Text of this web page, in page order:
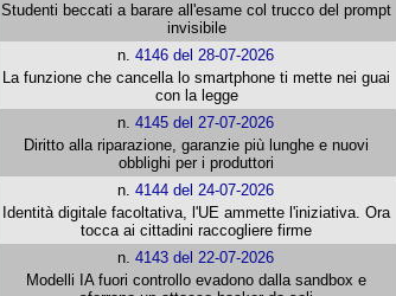
Studenti beccati a barare all'esame col trucco del prompt
invisibile
n.4146 del 28-07-2026
La funzione che cancella lo smartphone ti mette nei guai
con la legge
n.4145 del 27-07-2026
Diritto alla riparazione, garanzie più lunghe e nuovi
obblighi per i produttori
n.4144 del 24-07-2026
Identità digitale facoltativa, l'UE ammette l'iniziativa. Ora
tocca ai cittadini raccogliere firme
n.4143 del 22-07-2026
Modelli IA fuori controllo evadono dalla sandbox e